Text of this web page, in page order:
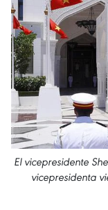
El vicepresidente
vicepresidenta